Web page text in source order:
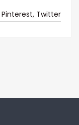
Pinterest, Twitter